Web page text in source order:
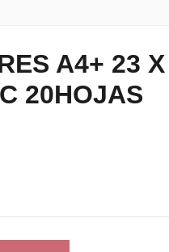
A4+ 23 X
20HOJAS